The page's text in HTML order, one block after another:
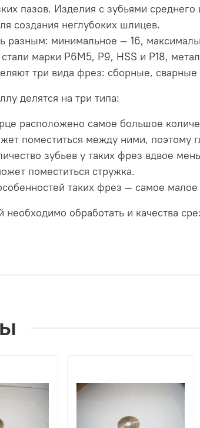
пазов. Изделия с зубьями
создания неглубоких шлицев.
разным: минимальное — 16,
стали марки Р6М5, Р9, HSS и Р18,
три вида фрез: сборные,
делятся на три типа:
расположено самое большое
поместиться между ними, поэтому
зубьев у таких фрез вдвое
поместиться стружка.
таких фрез — самое малое
необходимо обработать и качества